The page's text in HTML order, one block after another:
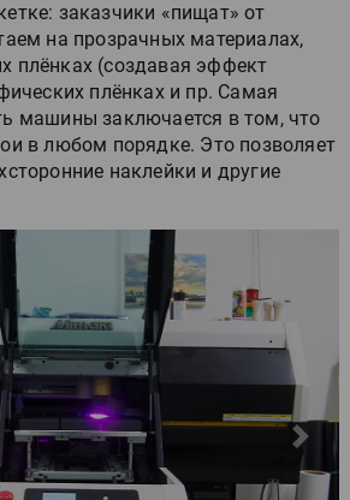
заказчики «пищат» от
на прозрачных материалах,
плёнках (создавая эффект
плёнках и пр. Самая
машины заключается в том, что
в любом порядке. Это позволяет
наклейки и другие
След.